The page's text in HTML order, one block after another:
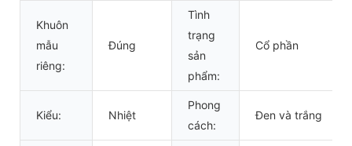
Khuôn
mẫu
riêng:
Đúng
Tình
trạng
sản
phẩm:
Cổ phần
Kiểu: Nhiệt
Phong
cách:
Đen và trắng